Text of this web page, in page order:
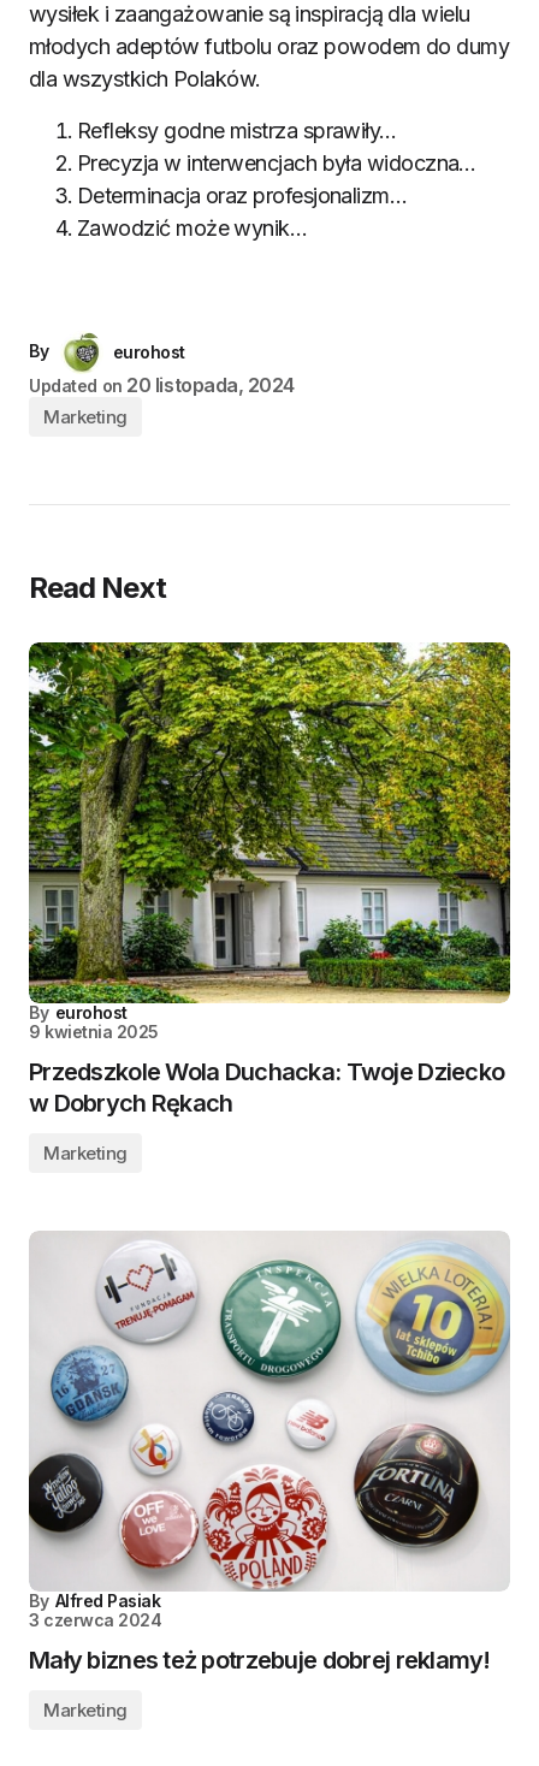
wysiłek i zaangażowanie są inspiracją dla wielu
młodych adeptów futbolu oraz powodem do dumy
dla wszystkich Polaków.
Refleksy godne mistrza sprawiły…
Precyzja w interwencjach była widoczna…
Determinacja oraz profesjonalizm…
Zawodzić może wynik…
By
eurohost
Updated on 20 listopada, 2024
Marketing
Read Next
By eurohost
9 kwietnia 2025
Przedszkole Wola Duchacka: Twoje Dziecko
w Dobrych Rękach
Marketing
By Alfred Pasiak
3 czerwca 2024
Mały biznes też potrzebuje dobrej reklamy!
Marketing